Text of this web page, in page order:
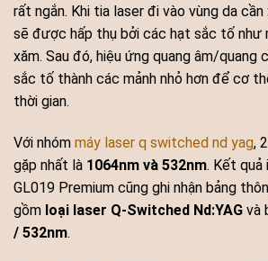
rất ngắn. Khi tia laser đi vào vùng da
sẽ được hấp thụ bởi các hạt sắc tố như
xăm. Sau đó, hiệu ứng quang âm/quang
sắc tố thành các mảnh nhỏ hơn để cơ
thời gian.
Với nhóm máy laser q switched nd yag,
gặp nhất là 1064nm và 532nm. Kết
GL019 Premium cũng ghi nhận bảng
gồm loại laser Q-Switched Nd:YAG và
/ 532nm.